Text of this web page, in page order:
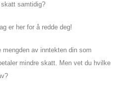
samtidig?
er her for å redde deg!
av inntekten din som
mindre skatt. Men vet du hvilke